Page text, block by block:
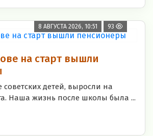
8 АВГУСТА 2026, 10:51 93
на старт вышли
детей, выросли на
Наша жизнь после школы была ...